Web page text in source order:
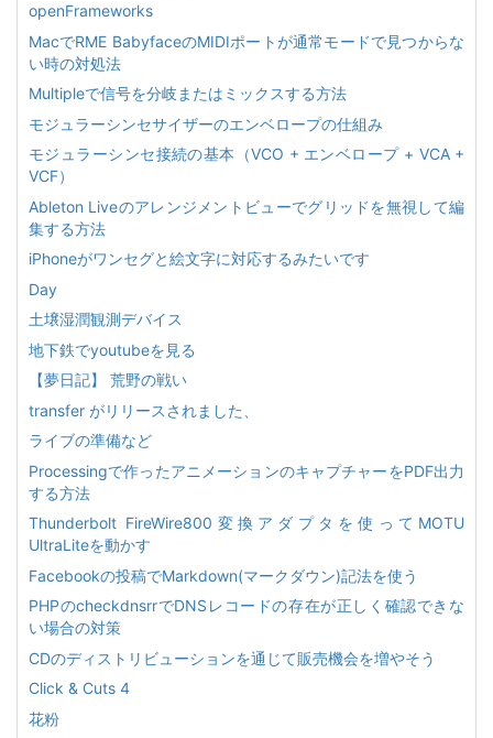
openFrameworks
MacでRME BabyfaceのMIDIポートが通常モードで見つからな
い時の対処法
Multipleで信号を分岐またはミックスする方法
モジュラーシンセサイザーのエンベロープの仕組み
モジュラーシンセ接続の基本（VCO + エンベロープ + VCA +
VCF）
Ableton Liveのアレンジメントビューでグリッドを無視して編
集する方法
iPhoneがワンセグと絵文字に対応するみたいです
Day
土壌湿潤観測デバイス
地下鉄でyoutubeを見る
【夢日記】 荒野の戦い
transfer がリリースされました、
ライブの準備など
Processingで作ったアニメーションのキャプチャーをPDF出力
する方法
Thunderbolt FireWire800変換アダプタを使ってMOTU
UltraLiteを動かす
Facebookの投稿でMarkdown(マークダウン)記法を使う
PHPのcheckdnsrrでDNSレコードの存在が正しく確認できな
い場合の対策
CDのディストリビューションを通じて販売機会を増やそう
Click & Cuts 4
花粉